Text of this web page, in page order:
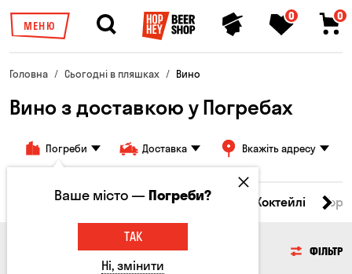
МЕНЮ
0 0
Головна Сьогодні в пляшках Вино
Вино з доставкою у Погребах
Погреби Доставка Вкажіть адресу
Пиво Сидр Вино Коктейлі
ФІЛЬТР
Ваше місто —Погреби?
ТАК
Ні, змінити